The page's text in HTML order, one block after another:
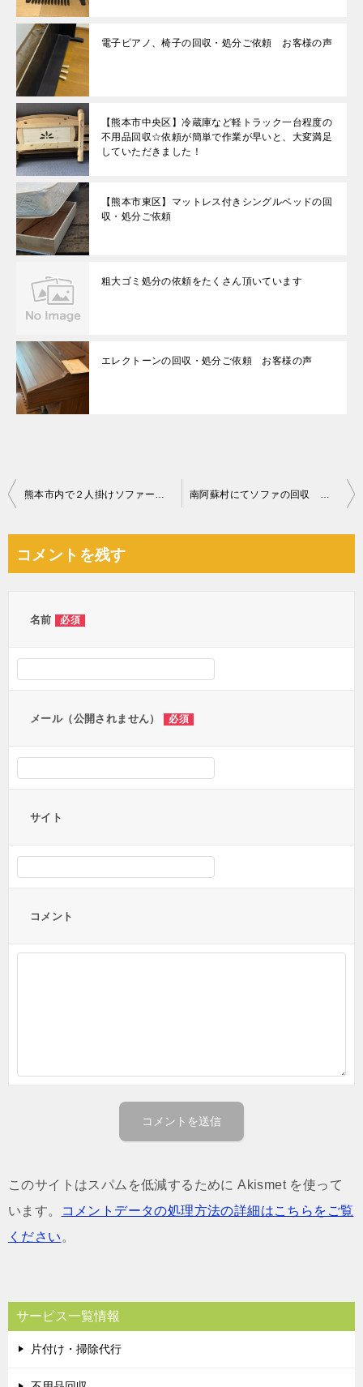
電子ピアノ、椅子の回収・処分ご依頼 お客様の声
【熊本市中央区】冷蔵庫など軽トラック一台程度の
不用品回収☆依頼が簡単で作業が早いと、大変満足
していただきました！
【熊本市東区】マットレス付きシングルベッドの回
収・処分ご依頼
粗大ゴミ処分の依頼をたくさん頂いています
エレクトーンの回収・処分ご依頼 お客様の声
投
ビ
熊本市内で２人掛けソファー、椅子の回収処分お客様の声 南阿蘇村にてソファの回収 お客様の声
コメントを残す
名前 必須
メール（公開されません） 必須
サイト
コメント
このサイトはスパムを低減するために Akismet を使って
います。
コメントデータの処理方法の詳細はこちらをご覧
ください 。
サービス一覧情報
片付け・掃除代行